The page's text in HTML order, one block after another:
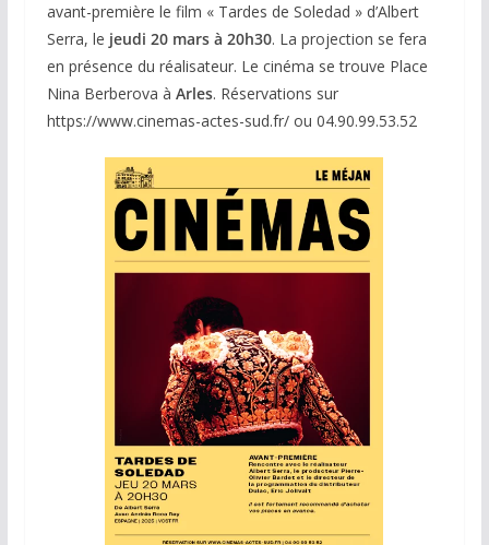
avant-première le film « Tardes de Soledad » d’Albert
Serra, le jeudi 20 mars à 20h30. La projection se fera
en présence du réalisateur. Le cinéma se trouve Place
Nina Berberova à Arles. Réservations sur
https://www.cinemas-actes-sud.fr/ ou 04.90.99.53.52